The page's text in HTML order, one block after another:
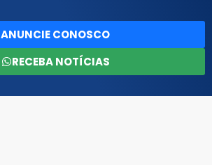
ANUNCIE CONOSCO
RECEBA NOTÍCIAS